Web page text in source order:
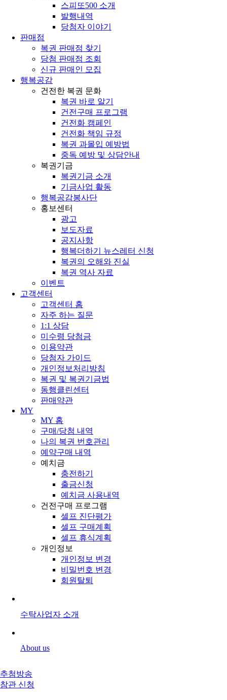
스피또500 소개
발행내역
당첨자 이야기
판매점
복권 판매점 찾기
당첨 판매점 조회
신규 판매인 모집
행복공감
건전한 복권 문화
복권 바로 알기
건전구매 프로그램
건전화 캠페인
건전화 책임 규정
복권 과몰입 예방법
중독 예방 및 상담안내
복권기금
복권기금 소개
기금사업 활동
행복공감봉사단
홍보센터
광고
보도자료
공지사항
행복더하기 뉴스레터 신청
복권의 오해와 진실
복권 역사 자료
이벤트
고객센터
고객센터 홈
자주 하는 질문
1:1 상담
미수령 당첨금
이용약관
당첨자 가이드
개인정보처리방침
복권 및 복권기금법
동행클린센터
판매약관
MY
MY 홈
구매/당첨 내역
나의 복권 번호관리
예약구매 내역
예치금
충전하기
출금신청
예치금 사용내역
건전구매 프로그램
셀프 진단평가
셀프 구매계획
셀프 휴식계획
개인정보
개인정보 변경
비밀번호 변경
회원탈퇴
수탁사업자 소개
About us
추첨방송
참관 신청